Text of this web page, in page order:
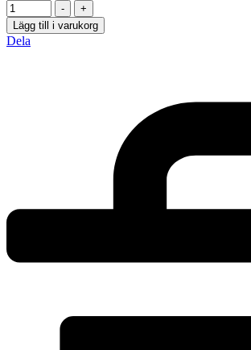
-
+
Lägg till i varukorg
Dela